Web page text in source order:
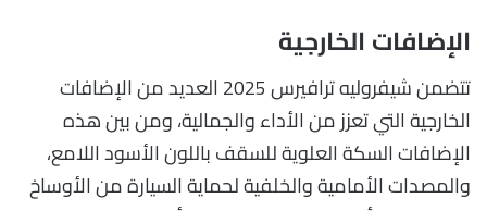
الإضافات الخارجية
تتضمن شيفروليه ترافيرس 2025 العديد من الإضافات
الخارجية التي تعزز من الأداء والجمالية، ومن بين هذه
الإضافات السكة العلوية للسقف باللون الأسود اللامع،
والمصدات الأمامية والخلفية لحماية السيارة من الأوساخ